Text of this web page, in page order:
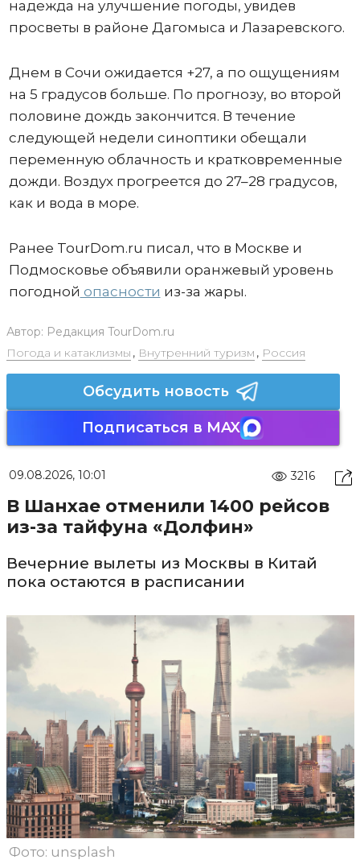
надежда на улучшение погоды, увидев
просветы в районе Дагомыса и Лазаревского.
Днем в Сочи ожидается +27, а по ощущениям
на 5 градусов больше. По прогнозу, во второй
половине дождь закончится. В течение
следующей недели синоптики обещали
переменную облачность и кратковременные
дожди. Воздух прогреется до 27–28 градусов,
как и вода в море.
Ранее TourDom.ru писал, что в Москве и
Подмосковье объявили оранжевый уровень
погодной опасности из-за жары.
Автор: Редакция TourDom.ru
Погода и катаклизмы , Внутренний туризм , Россия
Обсудить новость
Подписаться в MAX
09.08.2026, 10:01 3216
В Шанхае отменили 1400 рейсов
из-за тайфуна «Долфин»
Вечерние вылеты из Москвы в Китай
пока остаются в расписании
Фото: unsplash